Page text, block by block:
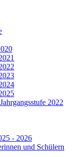
2022
- 2026
und Schülern